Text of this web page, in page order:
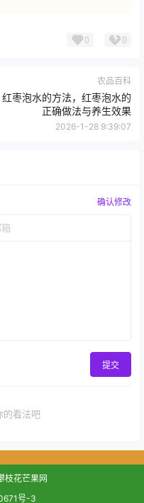
0 0
农品百科
红枣泡水的方法，红枣泡水的
正确做法与养生效果
2026-1-28 9:39:07
确认修改
提交
的看法吧
枝花芒果网
号-3